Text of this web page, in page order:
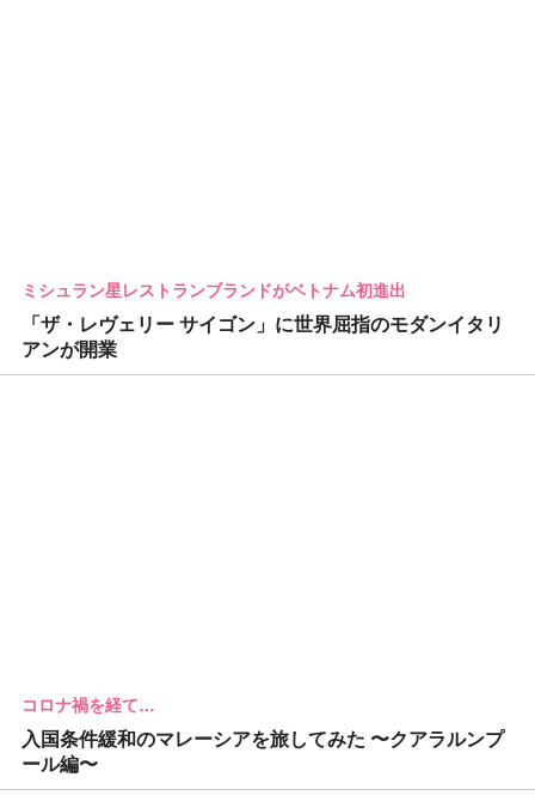
ミシュラン星レストランブランドがベトナム初進出
「ザ・レヴェリー サイゴン」に世界屈指のモダンイタリ
アンが開業
コロナ禍を経て…
入国条件緩和のマレーシアを旅してみた 〜クアラルンプ
ール編〜